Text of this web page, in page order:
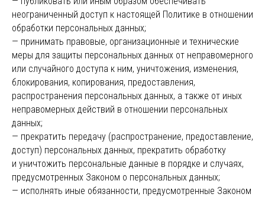
неограниченный доступ к настоящей Политике в отношении
обработки персональных данных;
— принимать правовые, организационные и технические
меры для защиты персональных данных от неправомерного
или случайного доступа к ним, уничтожения, изменения,
блокирования, копирования, предоставления,
распространения персональных данных, а также от иных
неправомерных действий в отношении персональных
данных;
— прекратить передачу (распространение, предоставление,
доступ) персональных данных, прекратить обработку
и уничтожить персональные данные в порядке и случаях,
предусмотренных Законом о персональных данных;
— исполнять иные обязанности, предусмотренные Законом